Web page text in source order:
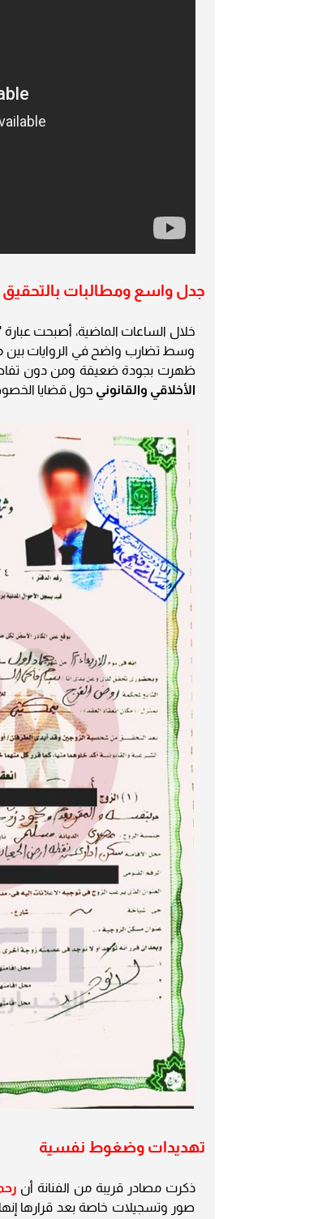
جدل واسع ومطالبات بالتحقيق
خلال الساعات الماضية، أصبحت عبارة
وسط تضارب واضح في الروايات
ظهرت بجودة ضعيفة ومن دون
الأخلاقي والقانوني حول قضايا
تهديدات وضغوط نفسية
ذكرت مصادر قريبة من الفنانة أن
صور وتسجيلات خاصة بعد قرارها إنهاء